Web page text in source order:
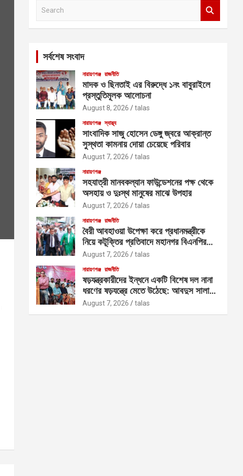
সর্বশেষ সংবাদ
নারায়ণগঞ্জ রাজনীতি
মাদক ও ছিনতাই এর বিরুদ্ধে ১নং বাবুরাইলে
প্রস্তুতিমূলক আলোচনা
August 8, 2026 talas
নারায়ণগঞ্জ স্বাস্থ্য
সাংবাদিক সাজু হোসেন ডেঙ্গু জ্বরে আক্রান্ত
সুস্থতা কামনায় দোয়া চেয়েছে পরিবার
August 7, 2026 talas
নারায়ণগঞ্জ
সহযাত্রী মানবকল্যান ফাউন্ডেশনের পক্ষ থেকে
অসহায় ও দুঃস্থ মানুষের মাঝে উপহার
August 7, 2026 talas
নারায়ণগঞ্জ রাজনীতি
বৈরী আবহাওয়া উপেক্ষা করে প্রধানমন্ত্রীকে
নিয়ে কটূক্তির প্রতিবাদে মহানগর বিএনপির
বিক্ষোভ
August 7, 2026 talas
নারায়ণগঞ্জ রাজনীতি
ষড়যন্ত্রকারীদের ইন্ধনে একটি বিশেষ দল নানা
ধরণের ষড়যন্ত্রে মেতে উঠেছে: আবদুস সালাম
আজাদ
August 7, 2026 talas